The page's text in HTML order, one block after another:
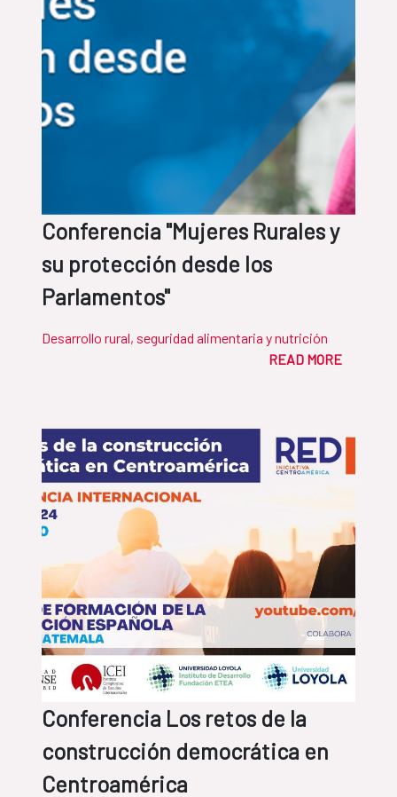
Conferencia "Mujeres Rurales y
su protección desde los
Parlamentos"
Desarrollo rural, seguridad alimentaria y nutrición
READ MORE
Conferencia Los retos de la
construcción democrática en
Centroamérica